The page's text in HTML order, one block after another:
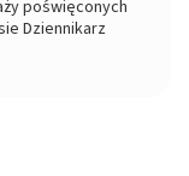
poświęconych
Dziennikarz
dla